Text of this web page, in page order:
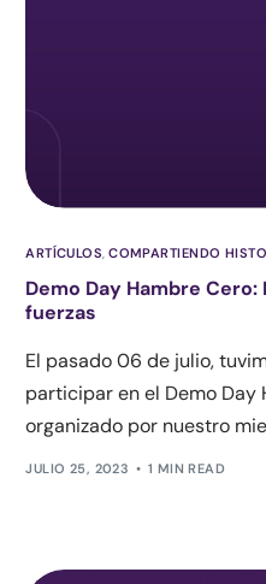
ARTÍCULOS,COMPARTIENDO
Demo Day Hambre
fuerzas
El pasado 06 de julio,
participar en el Demo Day
organizado por nuestro
JULIO 25, 2023 1 MIN READ